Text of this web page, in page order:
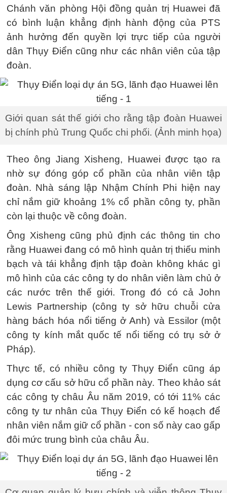
Chánh văn phòng Hội đồng quản trị Huawei đã
có bình luận khẳng định hành động của PTS
ảnh hưởng đến quyền lợi trực tiếp của người
dân Thụy Điển cũng như các nhân viên của tập
đoàn.
Giới quan sát thế giới cho rằng tập đoàn Huawei
bị chính phủ Trung Quốc chi phối. (Ảnh minh họa)
Theo ông Jiang Xisheng, Huawei được tạo ra
nhờ sự đóng góp cổ phần của nhân viên tập
đoàn. Nhà sáng lập Nhậm Chính Phi hiện nay
chỉ nắm giữ khoảng 1% cổ phần công ty, phần
còn lại thuộc về công đoàn.
Ông Xisheng cũng phủ định các thông tin cho
rằng Huawei đang có mô hình quản trị thiếu minh
bạch và tái khẳng định tập đoàn không khác gì
mô hình của các công ty do nhân viên làm chủ ở
các nước trên thế giới. Trong đó có cả John
Lewis Partnership (công ty sở hữu chuỗi cửa
hàng bách hóa nổi tiếng ở Anh) và Essilor (một
công ty kính mắt quốc tế nổi tiếng có trụ sở ở
Pháp).
Thực tế, có nhiều công ty Thụy Điển cũng áp
dụng cơ cấu sở hữu cổ phần này. Theo khảo sát
các công ty châu Âu năm 2019, có tới 11% các
công ty tư nhân của Thụy Điển có kế hoạch để
nhân viên nắm giữ cổ phần - con số này cao gấp
đôi mức trung bình của châu Âu.